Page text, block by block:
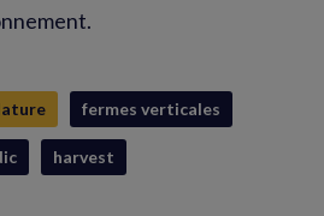
fermes verticales
harvest